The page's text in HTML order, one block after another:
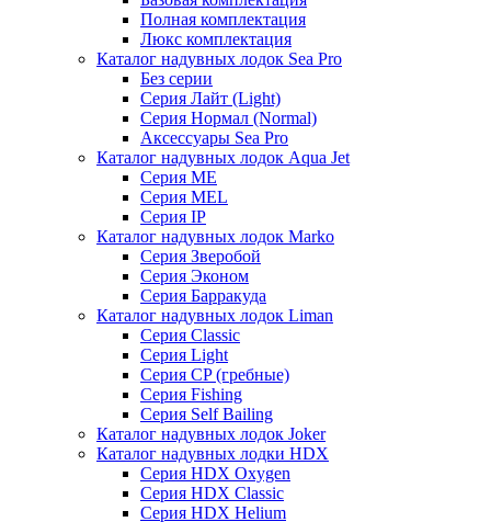
Полная комплектация
Люкс комплектация
Каталог надувных лодок Sea Pro
Без серии
Серия Лайт (Light)
Серия Нормал (Normal)
Аксессуары Sea Pro
Каталог надувных лодок Aqua Jet
Серия ME
Серия MEL
Серия IP
Каталог надувных лодок Marko
Серия Зверобой
Серия Эконом
Серия Барракуда
Каталог надувных лодок Liman
Серия Classic
Серия Light
Серия CP (гребные)
Серия Fishing
Серия Self Bailing
Каталог надувных лодок Joker
Каталог надувных лодки HDX
Серия HDX Oxygen
Серия HDX Classic
Серия HDX Helium